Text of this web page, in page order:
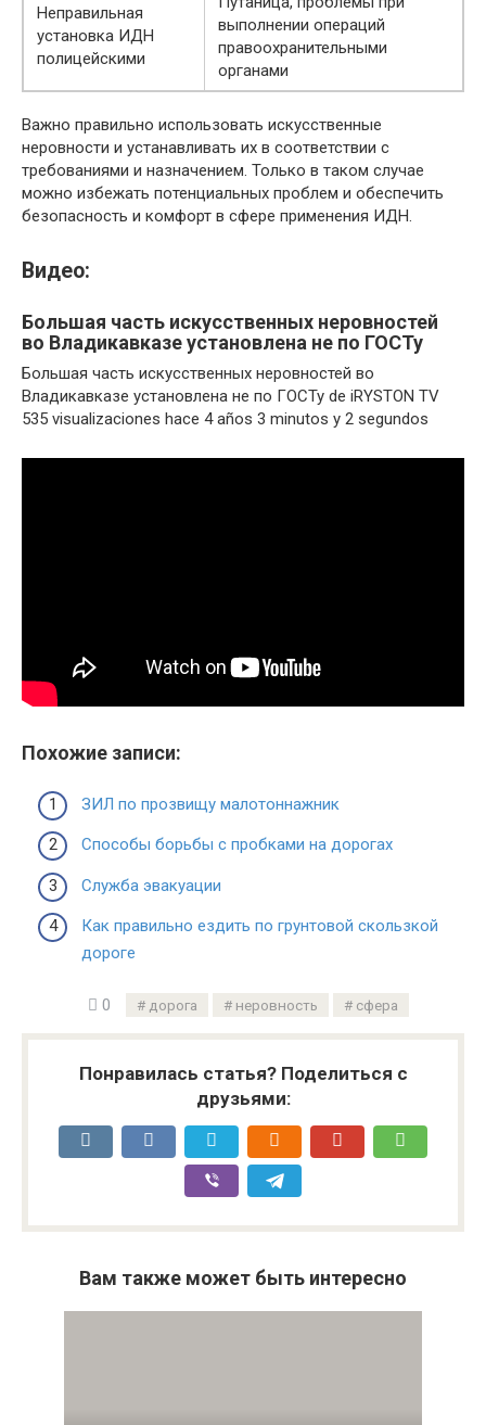
Неправильная
установка ИДН
полицейскими
выполнении операций
правоохранительными
органами
Важно правильно использовать искусственные
неровности и устанавливать их в соответствии с
требованиями и назначением. Только в таком случае
можно избежать потенциальных проблем и обеспечить
безопасность и комфорт в сфере применения ИДН.
Видео:
Большая часть искусственных неровностей
во Владикавказе установлена не по ГОСТу
Большая часть искусственных неровностей во
Владикавказе установлена не по ГОСТу de iRYSTON TV
535 visualizaciones hace 4 años 3 minutos y 2 segundos
Похожие записи:
ЗИЛ по прозвищу малотоннажник
Способы борьбы с пробками на дорогах
Служба эвакуации
Как правильно ездить по грунтовой скользкой
дороге
0 дорога неровность сфера
Понравилась статья? Поделиться с
друзьями:
Вам также может быть интересно